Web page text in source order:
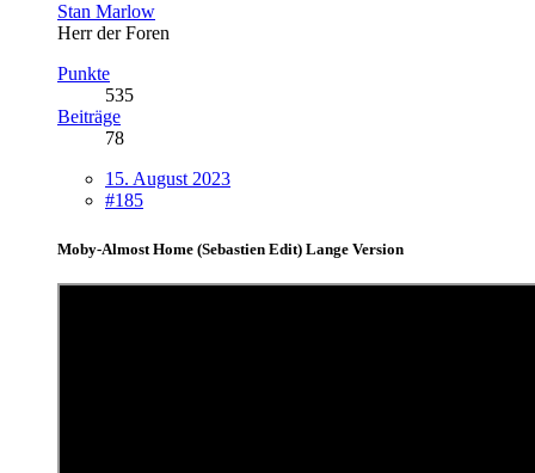
Stan Marlow
Herr der Foren
Punkte
535
Beiträge
78
15. August 2023
#185
Moby-Almost Home (Sebastien Edit) Lange Version